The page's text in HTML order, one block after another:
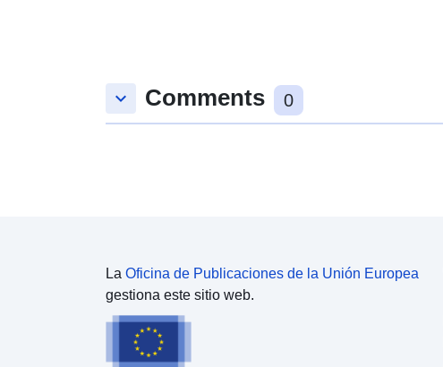
keyboard_arrow_down Comments 0
La Oficina de Publicaciones de la Unión Europea
gestiona este sitio web.